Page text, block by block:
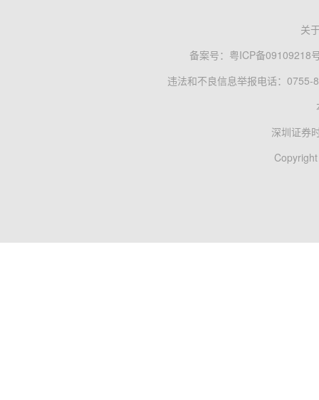
关
备案号： 粤ICP备09109218
违法和不良信息举报电话：0755-
深圳证券